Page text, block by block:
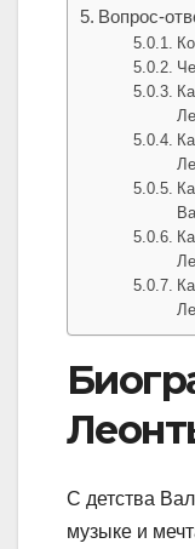
Вопрос-
С детства
музыке и